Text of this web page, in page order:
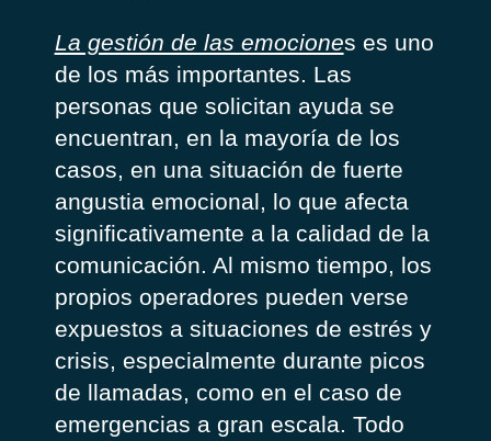
La gestión de las emociones es uno
de los más importantes. Las
personas que solicitan ayuda se
encuentran, en la mayoría de los
casos, en una situación de fuerte
angustia emocional, lo que afecta
significativamente a la calidad de la
comunicación. Al mismo tiempo, los
propios operadores pueden verse
expuestos a situaciones de estrés y
crisis, especialmente durante picos
de llamadas, como en el caso de
emergencias a gran escala. Todo